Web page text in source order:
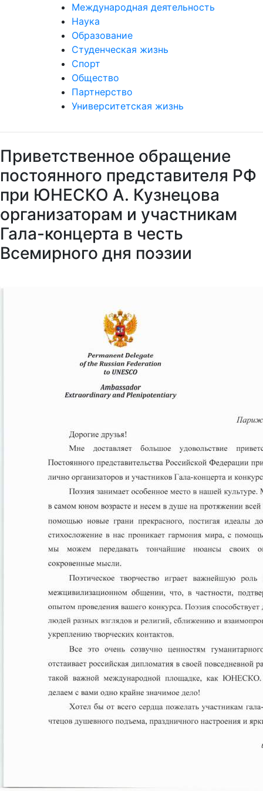
Международная деятельность
Наука
Образование
Студенческая жизнь
Спорт
Общество
Партнерство
Университетская жизнь
Приветственное обращение
постоянного представителя РФ
при ЮНЕСКО А. Кузнецова
организаторам и участникам
Гала-концерта в честь
Всемирного дня поэзии